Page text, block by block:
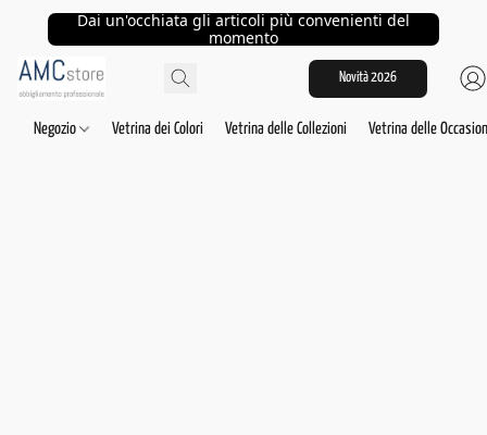
Dai un'occhiata gli articoli più convenienti del
momento
Novità 2026
Negozio Vetrina dei Colori Vetrina delle Collezioni Vetrina delle